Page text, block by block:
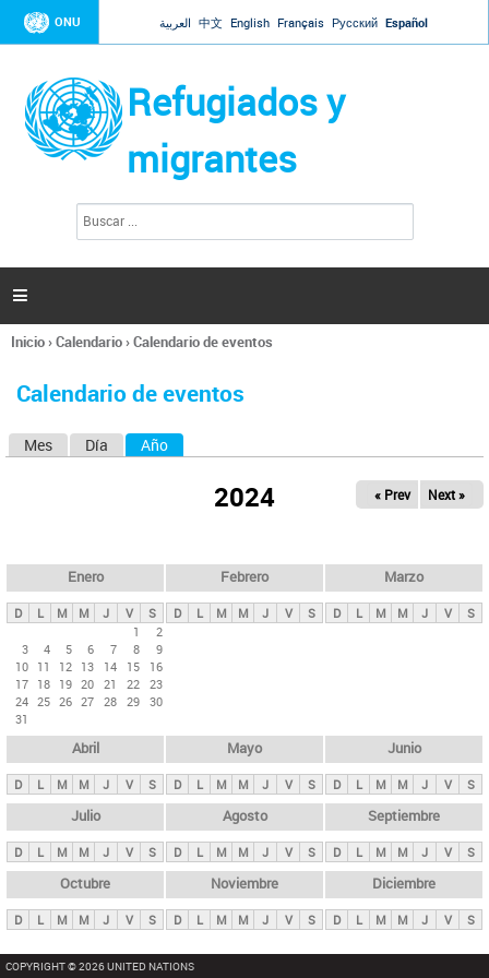
Jump to navigation
ONU العربية 中文 English Français Русский Español
Refugiados y
migrantes
l
d
s

Se
usted
Inicio›Calendario›Calendario de eventos
Calendario de eventos
s
p
n
c
i
p
l
e
s
Mes Día Año
2024 « Prev Next »
Enero
D L M M J V
S
1
2
3
4 5 6 7 8
9
10 11 12 13 14 15
16
17 18 19 20 21 22 23
24 25 26 27 28 29 30
31
Febrero
D L M M J V S
Marzo
D L M M J V S
Abril
D L M M J V S
Mayo
D L M M J V S
Junio
D L M M J V S
Julio
D L M M J V S
Agosto
D L M M J V S
Septiembre
D L M M J V S
Octubre
D L M M J V S
Noviembre
D L M M J V S
Diciembre
D L M M J V S
COPYRIGHT © 2026 UNITED NATIONS